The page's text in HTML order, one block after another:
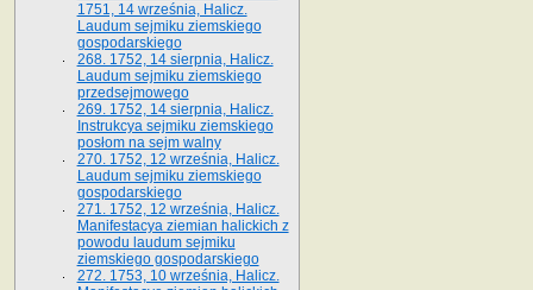
1751, 14 września, Halicz.
Laudum sejmiku ziemskiego
gospodarskiego
268. 1752, 14 sierpnia, Halicz.
Laudum sejmiku ziemskiego
przedsejmowego
269. 1752, 14 sierpnia, Halicz.
Instrukcya sejmiku ziemskiego
posłom na sejm walny
270. 1752, 12 września, Halicz.
Laudum sejmiku ziemskiego
gospodarskiego
271. 1752, 12 września, Halicz.
Manifestacya ziemian halickich z
powodu laudum sejmiku
ziemskiego gospodarskiego
272. 1753, 10 września, Halicz.